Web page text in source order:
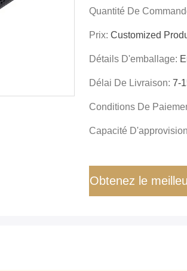
Quantité De
Prix: Customized
Détails D'emballage:
Délai De Livraison: 7-
Conditions De
Capacité
Obtenez le